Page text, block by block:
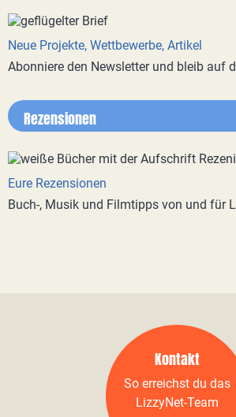
Neue Projekte, Wettbewerbe, Artikel
Abonniere den Newsletter und bleib auf
Rezensionen
Eure Rezensionen
Buch-, Musik und Filmtipps von und für
Kontakt
So erreichst du das
LizzyNet-Team